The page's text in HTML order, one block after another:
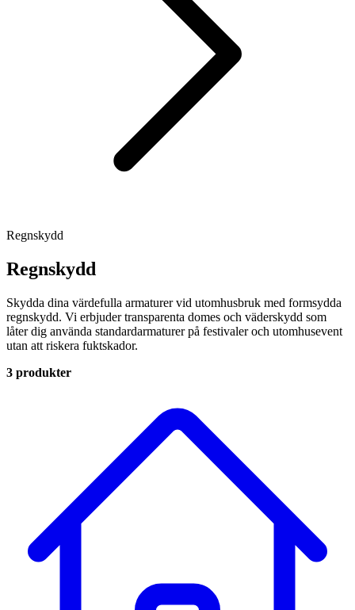
Regnskydd
Regnskydd
Skydda dina värdefulla armaturer vid utomhusbruk med formsydda
regnskydd. Vi erbjuder transparenta domes och väderskydd som
låter dig använda standardarmaturer på festivaler och utomhusevent
utan att riskera fuktskador.
3 produkter